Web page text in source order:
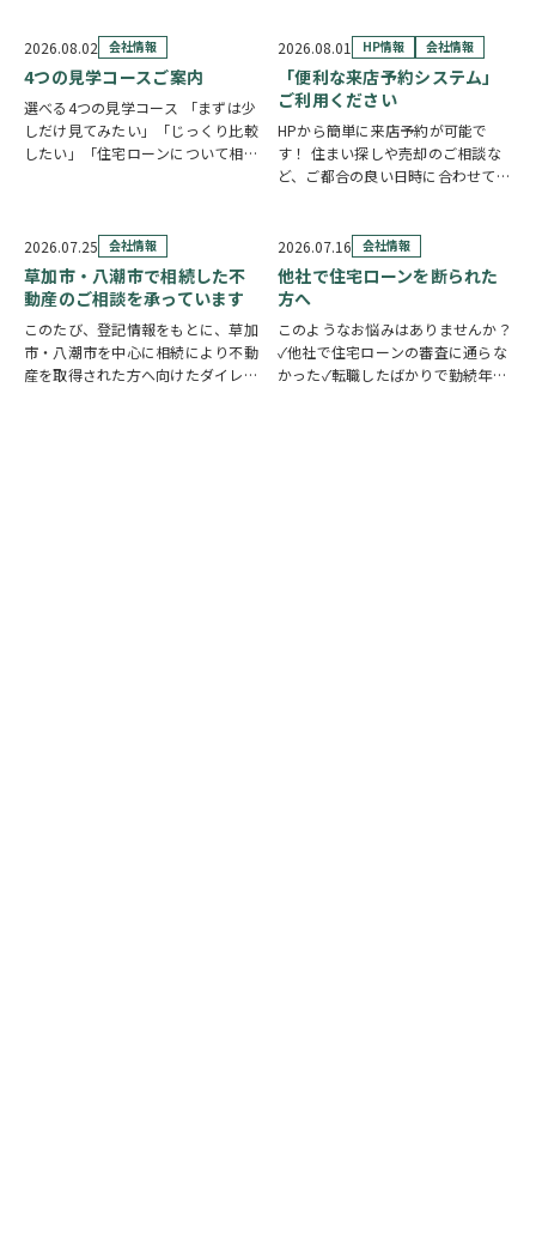
2026.08.02 会社情報
4つの見学コースご案内
選べる4つの見学コース 「まずは少
しだけ見てみたい」「じっくり比較
したい」「住宅ローンについて相談
せて選べる4つの見学コースをご用
意しています。 …
2026.08.01 HP情報 会社情報
「便利な来店予約システム」
ご利用ください
HPから簡単に来店予約が可能で
す！ 住まい探しや売却のご相談な
ど、ご都合の良い日時に合わせてホ
望の日程を選んで、必要事項を入力
するだけで予約完了！ 「まずは相
談だけしたい」「気…
2026.07.25 会社情報
草加市・八潮市で相続した不
動産のご相談を承っています
このたび、登記情報をもとに、草加
市・八潮市を中心に相続により不動
産を取得された方へ向けたダイレク
2026.07.16 会社情報
他社で住宅ローンを断られた
方へ
このようなお悩みはありませんか？
✓他社で住宅ローンの審査に通らな
かった✓転職したばかりで勤続年数